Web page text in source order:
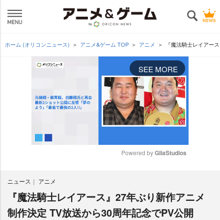
ホーム (オリコンニュース) アニメ&ゲーム TOP アニメ 『魔法騎士レイアー
SEE MORE
e
Powered by GliaStudios
ニュース アニメ
『魔法騎士レイアース』27年ぶり新作アニメ
制作決定 TV放送から30周年記念でPV公開